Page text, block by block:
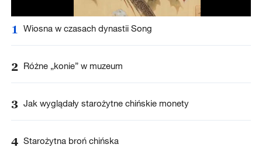
1 Wiosna w czasach dynastii Song
2 Różne „konie” w muzeum
3 Jak wyglądały starożytne chińskie monety
4 Starożytna broń chińska